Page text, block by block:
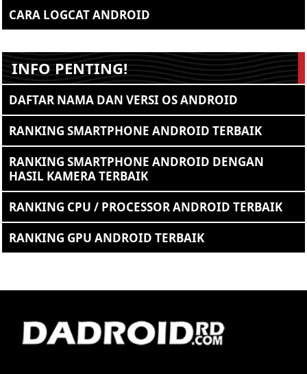
CARA LOGCAT ANDROID
INFO PENTING!
DAFTAR NAMA DAN VERSI OS ANDROID
RANKING SMARTPHONE ANDROID TERBAIK
RANKING SMARTPHONE ANDROID DENGAN
HASIL KAMERA TERBAIK
RANKING CPU / PROCESSOR ANDROID TERBAIK
RANKING GPU ANDROID TERBAIK